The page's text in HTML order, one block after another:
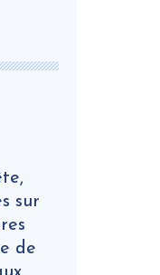
sur
de